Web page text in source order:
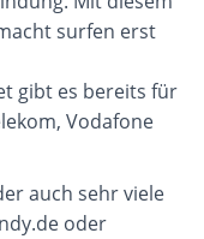
surfen erst
gibt es bereits für
Vodafone
auch sehr viele
oder